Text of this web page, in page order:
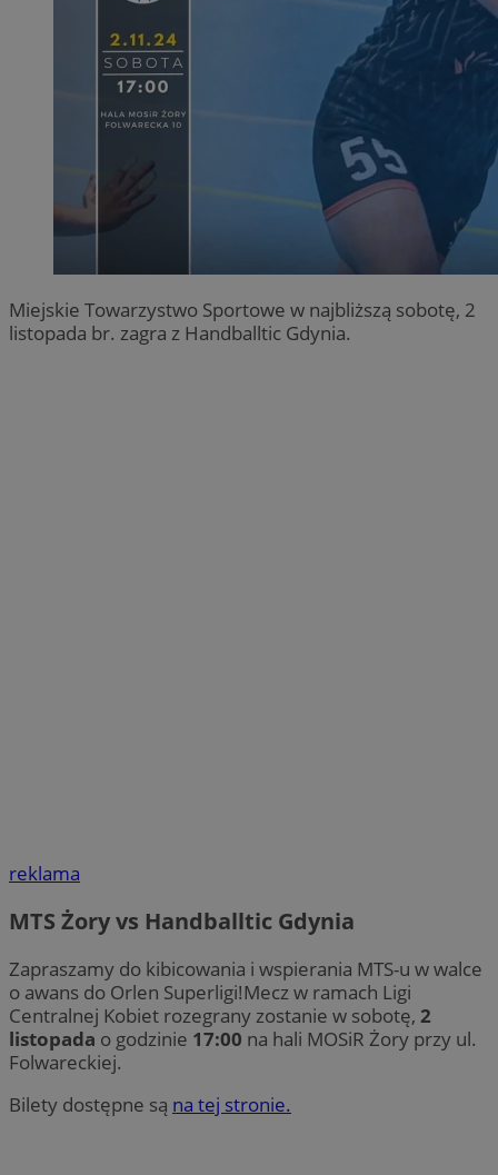
Miejskie Towarzystwo Sportowe w najbliższą sobotę, 2
listopada br. zagra z Handballtic Gdynia.
reklama
MTS Żory vs Handballtic Gdynia
Zapraszamy do kibicowania i wspierania MTS-u w walce
o awans do Orlen Superligi!Mecz w ramach Ligi
Centralnej Kobiet rozegrany zostanie w sobotę, 2
listopada o godzinie 17:00 na hali MOSiR Żory przy ul.
Folwareckiej.
Bilety dostępne są na tej stronie.